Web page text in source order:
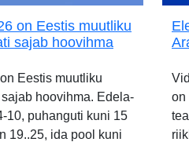
on Eestis muutliku
sajab hoovihma
Eestis muutliku
hoovihma. Edela-
10, puhanguti kuni 15
19..25, ida pool kuni
on